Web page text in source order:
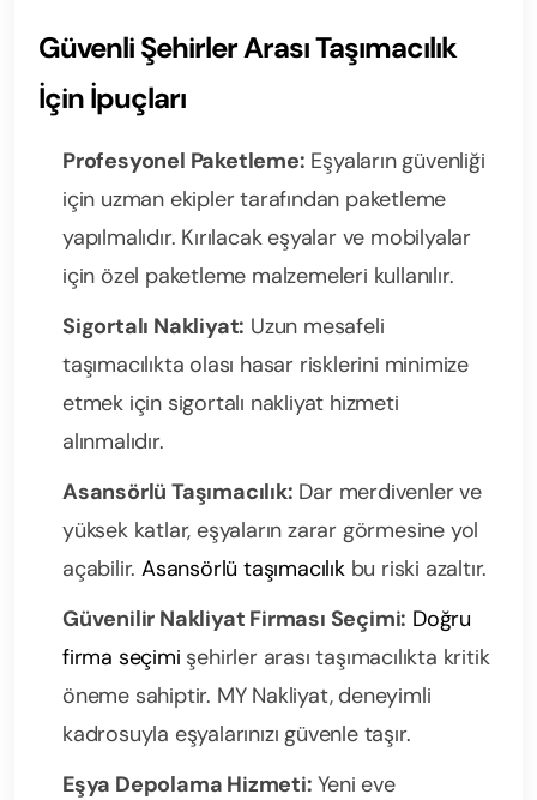
Güvenli Şehirler Arası Taşımacılık
İçin İpuçları
Profesyonel Paketleme: Eşyaların güvenliği
için uzman ekipler tarafından paketleme
yapılmalıdır. Kırılacak eşyalar ve mobilyalar
için özel paketleme malzemeleri kullanılır.
Sigortalı Nakliyat: Uzun mesafeli
taşımacılıkta olası hasar risklerini minimize
etmek için sigortalı nakliyat hizmeti
alınmalıdır.
Asansörlü Taşımacılık: Dar merdivenler ve
yüksek katlar, eşyaların zarar görmesine yol
açabilir. Asansörlü taşımacılıkbu riski azaltır.
Güvenilir Nakliyat Firması Seçimi: Doğru
firma seçimi şehirler arası taşımacılıkta kritik
öneme sahiptir. MY Nakliyat, deneyimli
kadrosuyla eşyalarınızı güvenle taşır.
Eşya Depolama Hizmeti: Yeni eve